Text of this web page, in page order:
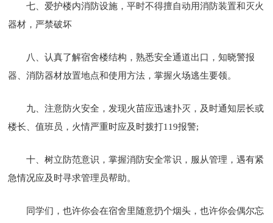
七、爱护楼内消防设施，平时不得擅自动用消防装置和灭火
器材，严禁破坏
八、认真了解宿舍楼结构，熟悉安全通道出口，知晓警报
器、消防器材放置地点和使用方法，掌握火场逃生要领。
九、注意防火安全，发现火苗应迅速扑灭，及时通知层长或
楼长、值班员，火情严重时应及时拨打119报警;
十、树立防范意识，掌握消防安全常识，服从管理，遇有紧
急情况应及时寻求管理员帮助。
同学们，也许你会在宿舍里随意扔个烟头，也许你会偶尔忘